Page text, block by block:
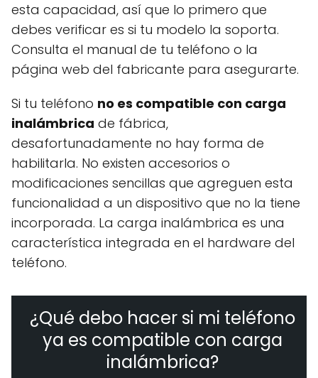
esta capacidad, así que lo primero que
debes verificar es si tu modelo la soporta.
Consulta el manual de tu teléfono o la
página web del fabricante para asegurarte.
Si tu teléfono no es compatible con carga
inalámbrica de fábrica,
desafortunadamente no hay forma de
habilitarla. No existen accesorios o
modificaciones sencillas que agreguen esta
funcionalidad a un dispositivo que no la tiene
incorporada. La carga inalámbrica es una
característica integrada en el hardware del
teléfono.
¿Qué debo hacer si mi teléfono
ya es compatible con carga
inalámbrica?